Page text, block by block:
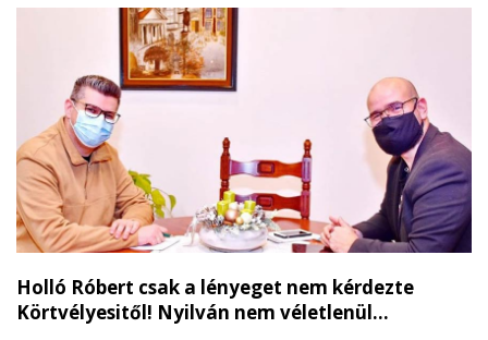
Holló Róbert csak a lényeget nem kérdezte
Körtvélyesitől! Nyilván nem véletlenül…